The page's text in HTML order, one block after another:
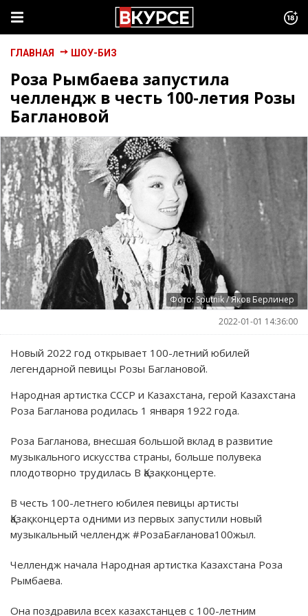
ГЛАВНАЯ ШОУ-БИЗ
Роза Рымбаева запустила
челлендж в честь 100-летия Розы
Баглановой
Фото: Sputnik / Яков Берлинер
2022-01-01 14:36:00
Новый 2022 год открывает 100-летний юбилей
легендарной певицы Розы Баглановой.
Народная артистка СССР и Казахстана, герой Казахстана
Роза Багланова родилась 1 января 1922 года.
Роза Багланова, внесшая большой вклад в развитие
музыкального искусства страны, больше полувека
плодотворно трудилась В Қазақконцерте.
В честь 100-летнего юбилея певицы артисты
Қазақконцерта одними из первых запустили новый
музыкальный челлендж #РозаБағланова100жыл.
Челлендж начала Народная артистка Казахстана Роза
Рымбаева.
Она поздравила всех казахстанцев с 100-летним